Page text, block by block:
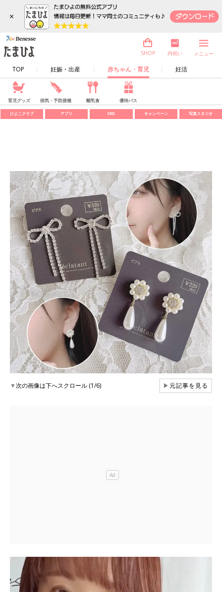
×
TOP 妊娠・出産 赤ちゃん・育児 妊活
SHOP 内祝い メニュー
育児グッズ 病気・予防接種 離乳食 優待パス
ひよこクラブ アプリ SNS キャンペーン 写真スタジオ
▼次の画像は下へスクロール (1/6) ▶元記事を見る